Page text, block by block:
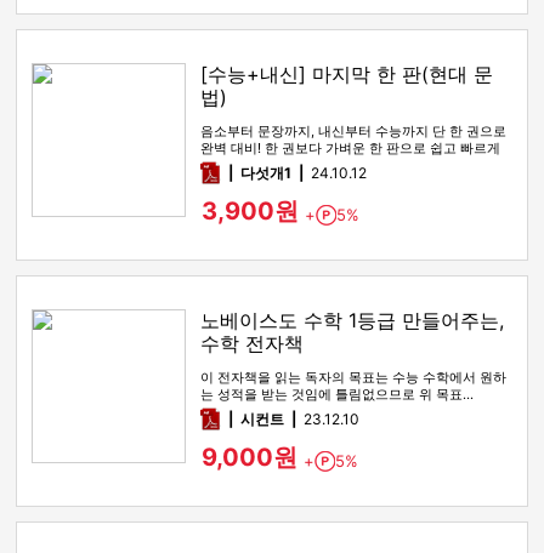
[수능+내신] 마지막 한 판(현대 문
법)
음소부터 문장까지, 내신부터 수능까지 단 한 권으로
완벽 대비! 한 권보다 가벼운 한 판으로 쉽고 빠르게
학습하세요.
pdf다섯개1 24.10.12
3,900원 + Point
5%
노베이스도 수학 1등급 만들어주는,
수학 전자책
이 전자책을 읽는 독자의 목표는 수능 수학에서 원하
는 성적을 받는 것임에 틀림없으므로 위 목표…
pdf시컨트 23.12.10
9,000원 + Point
5%